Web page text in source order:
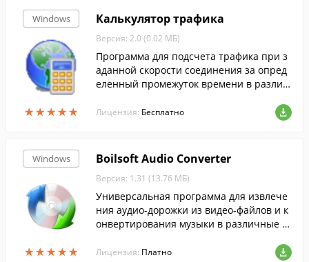
Windows
★★★★★
★★★★★
Калькулятор трафика
Версия: 2.0 (0.02 МБ)
Программа для подсчета трафика при з
аданной скорости соединения за опред
еленный промежуток времени в различ
Лицензия: Бесплатно
Windows
★★★★★
★★★★★
Boilsoft Audio Converter
Версия: 1.31 (13.76 МБ)
Универсальная программа для извлече
ния аудио-дорожки из видео-файлов и к
онвертирования музыки в различные ф
Лицензия: Платно